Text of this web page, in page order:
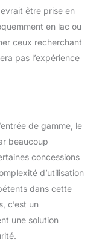
être prise en
en lac ou
ceux recherchant
pas l’expérience
de gamme, le
beaucoup
concessions
d’utilisation
dans cette
c’est un
une solution